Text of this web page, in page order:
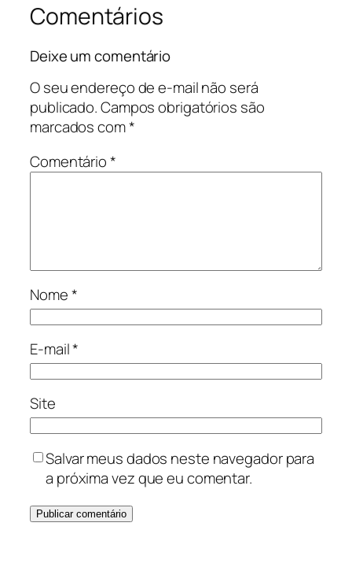
Comentários
Deixe um comentário
O seu endereço de e-mail não será
publicado.Campos obrigatórios são
marcados com*
Comentário*
Nome*
E-mail*
Site
Salvar meus dados neste navegador para
a próxima vez que eu comentar.